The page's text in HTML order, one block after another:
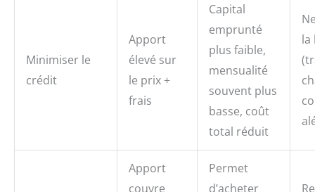
Minimiser le
crédit
Apport
élevé sur
le prix +
frais
Capital
emprunté
plus faible,
mensualité
souvent plus
basse, coût
total réduit
la
Apport
couvre
Permet
d’acheter